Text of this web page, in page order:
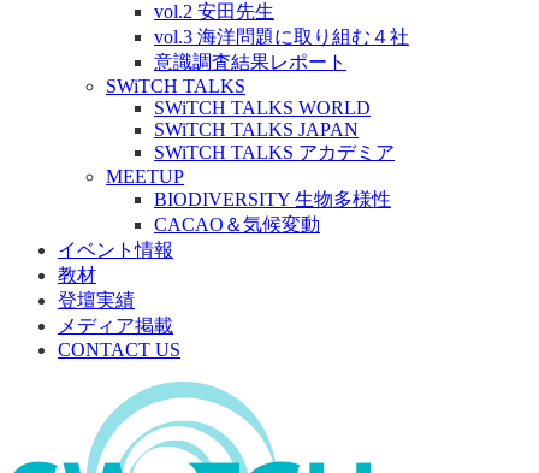
vol.2 安田先生
vol.3 海洋問題に取り組む４社
意識調査結果レポート
SWiTCH TALKS
SWiTCH TALKS WORLD
SWiTCH TALKS JAPAN
SWiTCH TALKS アカデミア
MEETUP
BIODIVERSITY 生物多様性
CACAO＆気候変動
イベント情報
教材
登壇実績
メディア掲載
CONTACT US